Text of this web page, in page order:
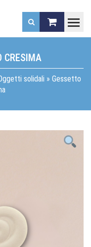
CRESIMA
solidali » Gessetto